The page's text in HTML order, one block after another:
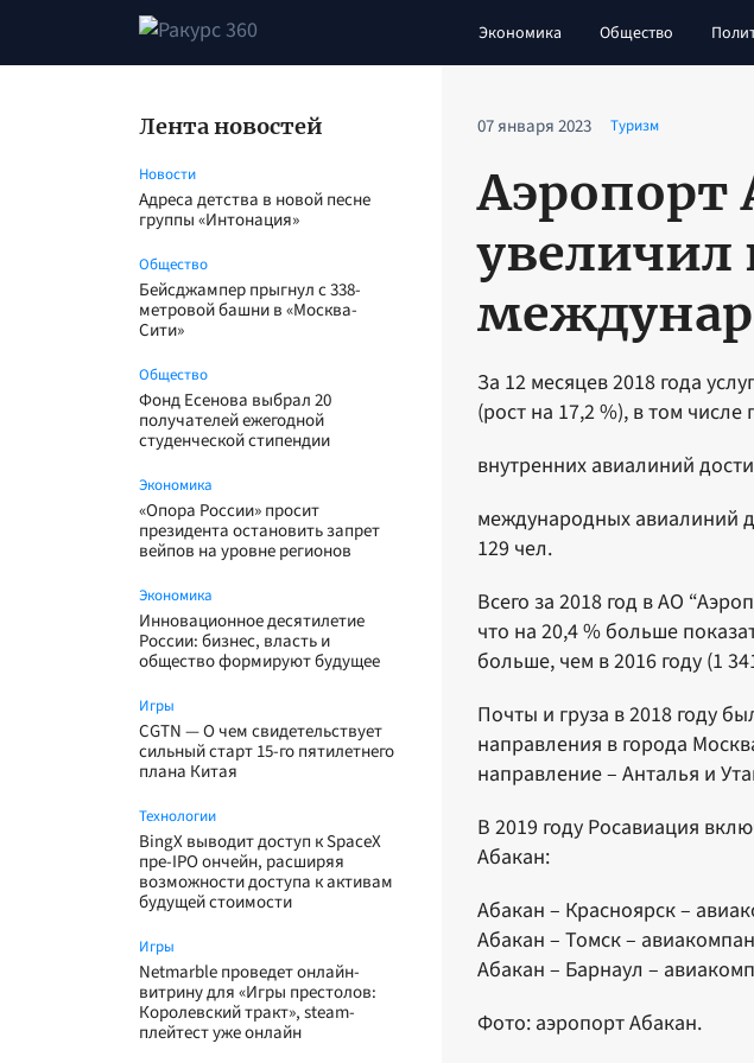
Экономика Общество
Лента новостей
Новости
Адреса детства в новой песне
группы «Интонация»
Общество
Бейсджампер прыгнул с 338-
метровой башни в «Москва-
Сити»
Общество
Фонд Есенова выбрал 20
получателей ежегодной
студенческой стипендии
Экономика
«Опора России» просит
президента остановить запрет
вейпов на уровне регионов
Экономика
Инновационное десятилетие
России: бизнес, власть и
общество формируют будущее
Игры
CGTN — О чем свидетельствует
сильный старт 15-го пятилетнего
плана Китая
Технологии
BingX выводит доступ к SpaceX
пре-IPO ончейн, расширяя
возможности доступа к активам
будущей стоимости
Игры
Netmarble проведет онлайн-
витрину для «Игры престолов:
Королевский тракт», steam-
плейтест уже онлайн
07 января 2023 Туризм
Аэропорт
увеличил
За 12 месяцев 2018 года
(рост на 17,2 %), в том
внутренних авиалиний
международных авиалиний
129 чел.
Всего за 2018 год в АО
что на 20,4 % больше
больше, чем в 2016 году (1
Почты и груза в 2018 году
направления в города
направление – Анталья и
В 2019 году Росавиация
Абакан:
Абакан – Красноярск –
Абакан – Томск –
Абакан – Барнаул –
Фото: аэропорт Абакан.